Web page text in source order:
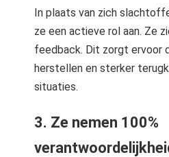
In plaats van zich
ze een actieve rol aan. Ze
feedback. Dit zorgt ervoor
herstellen en sterker
situaties.
3. Ze nemen 100%